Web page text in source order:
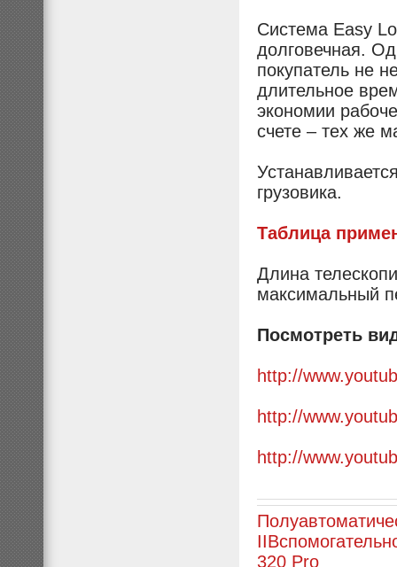
Система Easy
долговечная.
покупатель не
длительное
экономии
счете – тех же
грузовика.
Таблица
Длина
максимальный
Посмотреть
http://
http://
http://
II
320 Pro